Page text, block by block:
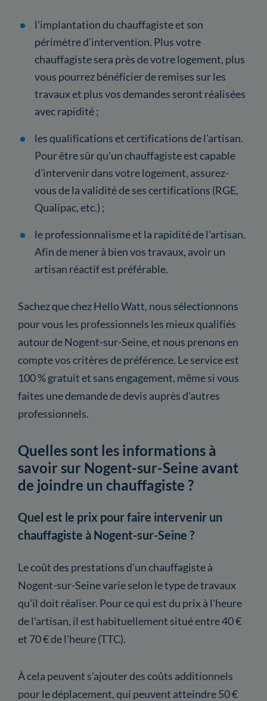
l'implantation du chauffagiste et son
périmètre d'intervention. Plus votre
chauffagiste sera près de votre logement, plus
vous pourrez bénéficier de remises sur les
travaux et plus vos demandes seront réalisées
avec rapidité ;
les qualifications et certifications de l'artisan.
Pour être sûr qu'un chauffagiste est capable
d'intervenir dans votre logement, assurez-
vous de la validité de ses certifications (RGE,
Qualipac, etc.) ;
le professionnalisme et la rapidité de l'artisan.
Afin de mener à bien vos travaux, avoir un
artisan réactif est préférable.
Sachez que chez Hello Watt, nous sélectionnons
pour vous les professionnels les mieux qualifiés
autour de Nogent-sur-Seine, et nous prenons en
compte vos critères de préférence. Le service est
100 % gratuit et sans engagement, même si vous
faites une demande de devis auprès d'autres
professionnels.
Quelles sont les informations à
savoir sur Nogent-sur-Seine avant
de joindre un chauffagiste ?
Quel est le prix pour faire intervenir un
chauffagiste à Nogent-sur-Seine ?
Le coût des prestations d'un chauffagiste à
Nogent-sur-Seine varie selon le type de travaux
qu'il doit réaliser. Pour ce qui est du prix à l'heure
de l'artisan, il est habituellement situé entre 40 €
et 70 € de l'heure (TTC).
À cela peuvent s'ajouter des coûts additionnels
pour le déplacement, qui peuvent atteindre 50 €